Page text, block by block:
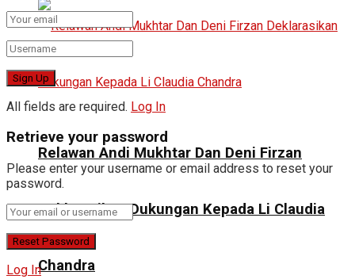
Relawan Andi Mukhtar Dan Deni Firzan
Deklarasikan Dukungan Kepada Li Claudia
Chandra
All fields are required. Log In
Retrieve your password
Please enter your username or email address to reset your
password.
Log In